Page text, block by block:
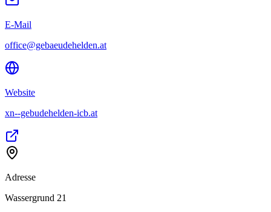
E-Mail
office@gebaeudehelden.at
Website
xn--gebudehelden-icb.at
Adresse
Wassergrund 21